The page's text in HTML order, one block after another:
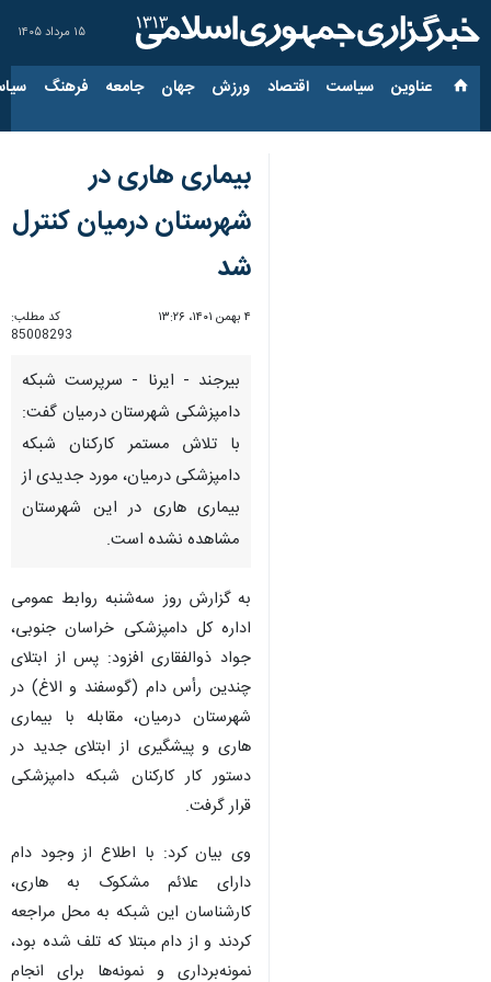
۱۵ مرداد ۱۴۰۵
عناوین‌ سیاست اقتصاد ورزش جهان جامعه فرهنگ
بیماری هاری در
شهرستان درمیان کنترل
شد
۴ بهمن ۱۴۰۱، ۱۳:۲۶
کد مطلب:
85008293
بیرجند - ایرنا - سرپرست شبکه
دامپزشکی شهرستان درمیان گفت:
با تلاش مستمر کارکنان شبکه
دامپزشکی درمیان، مورد جدیدی از
بیماری هاری در این شهرستان
مشاهده نشده است.
به گزارش روز سه‌شنبه روابط عمومی
اداره کل دامپزشکی خراسان جنوبی،
جواد ذوالفقاری افزود: پس از ابتلای
چندین رأس دام (گوسفند و الاغ) در
شهرستان درمیان، مقابله با بیماری
هاری و پیشگیری از ابتلای جدید در
دستور کار کارکنان شبکه دامپزشکی
قرار گرفت.
وی بیان کرد: با اطلاع از وجود دام
دارای علائم مشکوک به هاری،
کارشناسان این شبکه به محل مراجعه
کردند و از دام مبتلا که تلف شده بود،
نمونه‌برداری و نمونه‌ها برای انجام